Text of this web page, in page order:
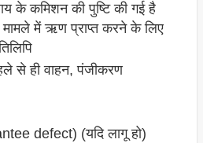
के कमिशन की पुष्टि की गई है
में ऋण प्राप्त करने के लिए
से ही वाहन, पंजीकरण
defect) (यदि लागू हो)